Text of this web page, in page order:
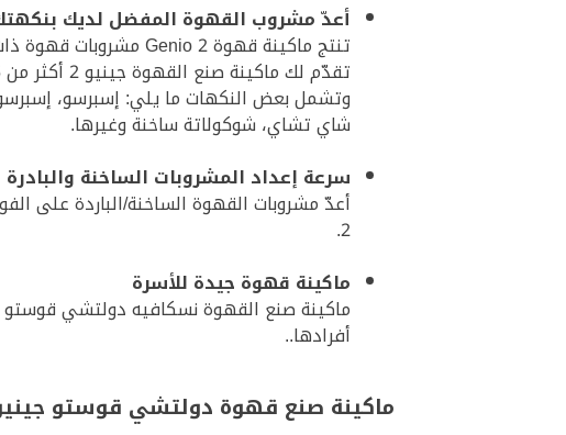
أعدّ مشروب القهوة المفضل لديك
تنتج ماكينة قهوة Genio 2 مشروبات قهوة ذات جودة رفيعة تشبه القهوة التي تحتسيها في المقاهي.
تقدّم لك ماكينة صنع القهوة جينيو 2 أكثر من 15 نكهة لذيذة التي يمكنك الاختيار من بينها لإعداد قهوتك.
وتشمل بعض النكهات ما يلي: إسبرسو، إسبرسو
شاي تشاي، شوكولاتة ساخنة وغيرها.
سرعة إعداد المشروبات الساخنة والبادرة
أعدّ مشروبات القهوة الساخنة/الباردة على
2.
ماكينة قهوة جيدة للأسرة
ماكينة صنع القهوة نسكافيه دولتشي
أفرادها..
ماكينة صنع قهوة دولتشي قوستو جينيو